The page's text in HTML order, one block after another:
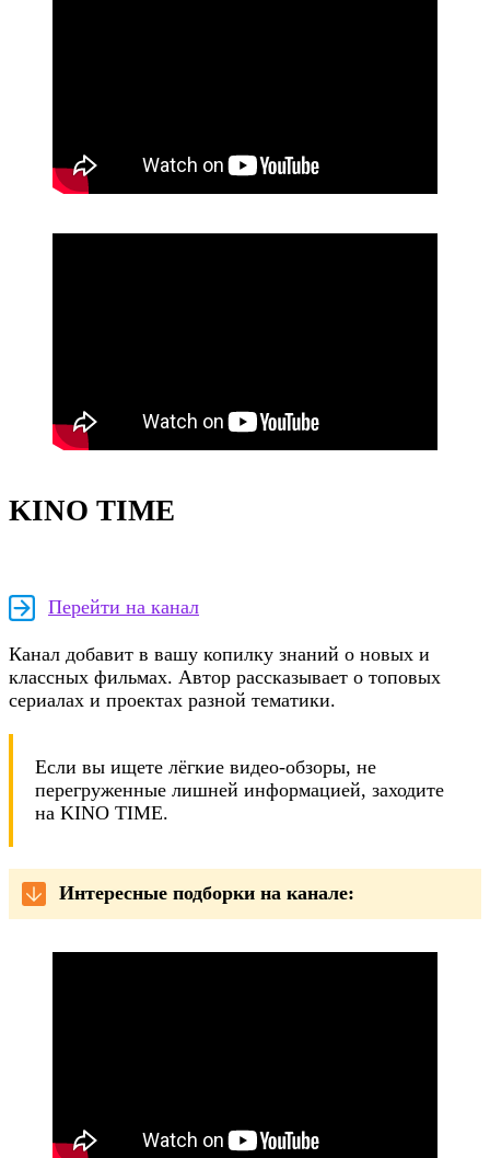
KINO TIME
Перейти на канал
Канал добавит в вашу копилку знаний о новых и
классных фильмах. Автор рассказывает о топовых
сериалах и проектах разной тематики.
Если вы ищете лёгкие видео-обзоры, не
перегруженные лишней информацией, заходите
на KINO TIME.
Интересные подборки на канале: